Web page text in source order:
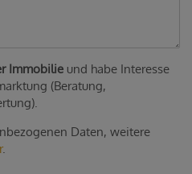
Immobilie und habe Interesse
(Beratung,
Daten, weitere
.